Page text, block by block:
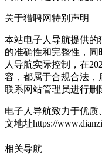
关于猎聘网特别声明
本站电子人导航提供
的准确性和完整性，
人导航实际控制，在
容，都属于合规合法
联系网站管理员进行删
电子人导航致力于优质
文地址https://
相关导航